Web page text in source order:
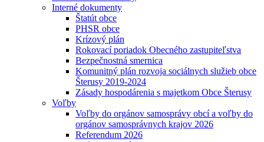
Interné dokumenty
Štatút obce
PHSR obce
Krízový plán
Rokovací poriadok Obecného zastupiteľstva
Bezpečnostná smernica
Komunitný plán rozvoja sociálnych služieb obce
Šterusy 2019-2024
Zásady hospodárenia s majetkom Obce Šterusy
Voľby
Voľby do orgánov samosprávy obcí a voľby do
orgánov samosprávnych krajov 2026
Referendum 2026